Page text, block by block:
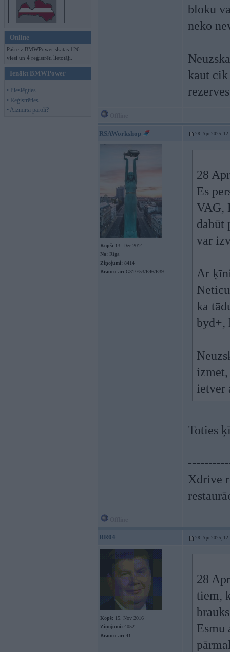
Online
Pašreiz BMWPower skatās 126
viesi un 4 reģistrēti lietotāji.
Ienākt BMWPower
• Pieslēgties
• Reģistrēties
• Aizmirsi paroli?
bloku
neko
kaut
RSAWorkshop 28. Apr 2025,
Kopš: 13. Dec 2014
No: Rīga
Ziņojumi: 8414
Braucu ar: G31/E53/E46/E39
28
Es
VAG,
dabūt
var
Ar
ka
byd+,
ietver
Toties
Xdrive
RR04 28. Apr 2025,
Kopš: 15. Nov 2016
Ziņojumi: 4052
Braucu ar: 41
28
tiem,
Esmu